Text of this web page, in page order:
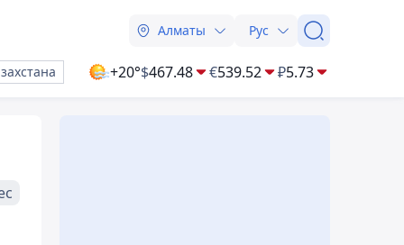
Алматы Рус
+20°$467.48 €539.52 ₽5.73